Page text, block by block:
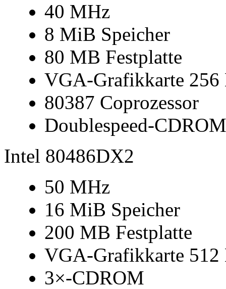
40 MHz
8 MiB Speicher
80 MB Festplatte
VGA-Grafikkarte 256
80387 Coprozessor
Doublespeed-CDROM
Intel 80486DX2
50 MHz
16 MiB Speicher
200 MB Festplatte
VGA-Grafikkarte 512
3×-CDROM